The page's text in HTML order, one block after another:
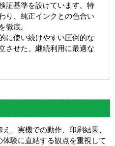
証基準を設けています。特
り、純正インクとの色合い
徹底。
に使い続けやすい圧倒的な
させた、継続利用に最適な
、実機での動作、印刷結果、
験に直結する観点を重視して